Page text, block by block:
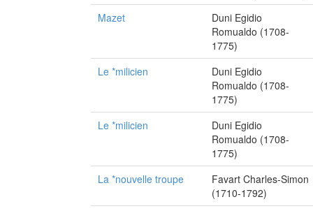
Mazet
Duni Egidio
Romualdo (1708-
1775)
Le *milicien
Duni Egidio
Romualdo (1708-
1775)
Le *milicien
Duni Egidio
Romualdo (1708-
1775)
La *nouvelle troupe
Favart Charles-Simon
(1710-1792)